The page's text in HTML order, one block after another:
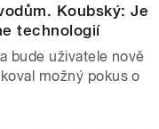
Koubský: Je
technologií
bude uživatele nově
možný pokus o